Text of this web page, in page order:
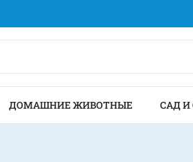
ДОМАШНИЕ ЖИВОТНЫЕ САД И